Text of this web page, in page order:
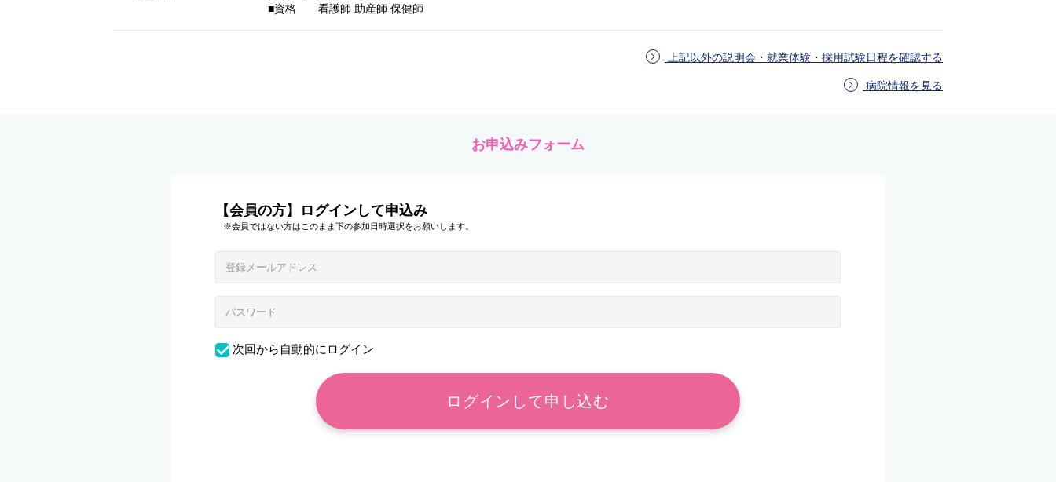
■資格 看護師 助産師 保健師
上記以外の説明会・就業体験・採用試験日程を確認する
病院情報を見る
お申込みフォーム
【会員の方】ログインして申込み
※会員ではない方はこのまま下の参加日時選択をお願いします。
次回から自動的にログイン